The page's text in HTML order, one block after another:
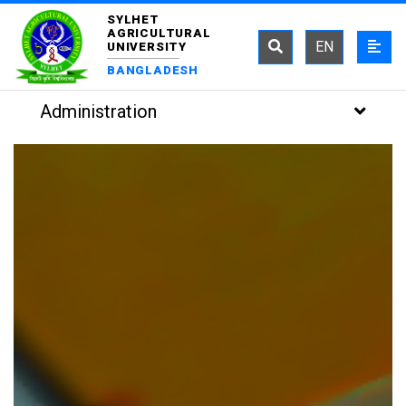
SYLHET
AGRICULTURAL
UNIVERSITY
BANGLADESH
EN
Administration